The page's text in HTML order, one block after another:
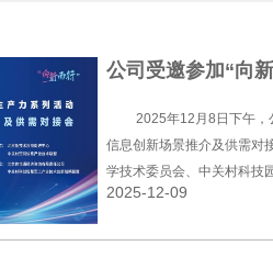
公司受邀参加“向
2025年12月8日下午，
信息创新场景推介及供需对
学技术委员会、中关村科技
推动新质生产力发展的重要
2025-12-09